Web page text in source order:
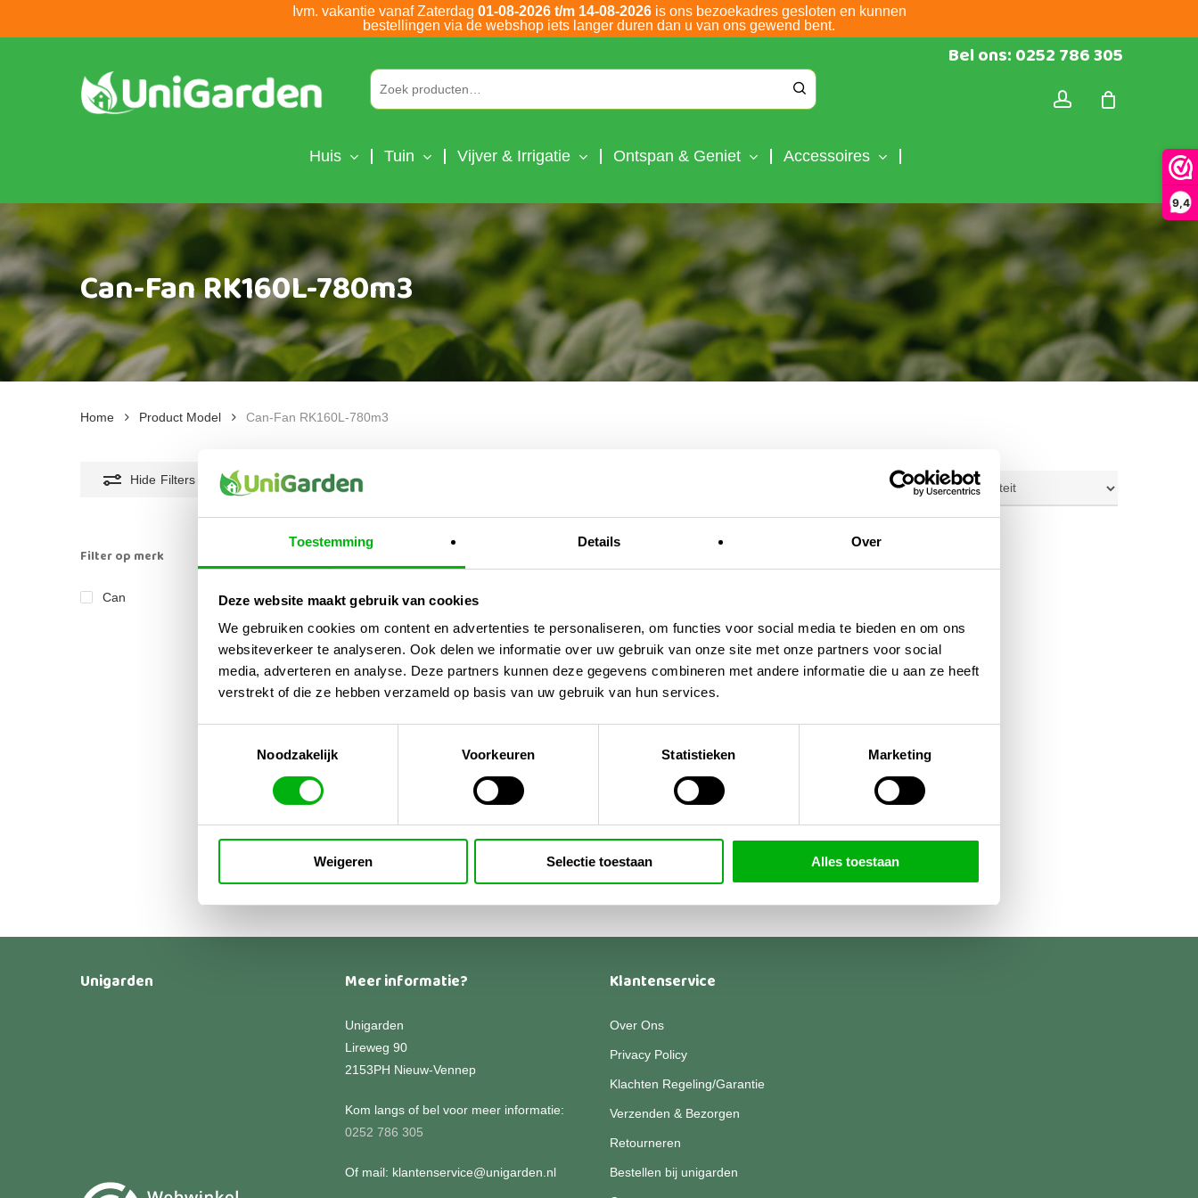
Toestemming Details Over
Deze website maakt gebruik van cookies
We gebruiken cookies om content en advertenties te personaliseren, om functies voor social media te bieden en om ons
websiteverkeer te analyseren. Ook delen we informatie over uw gebruik van onze site met onze partners voor social
media, adverteren en analyse. Deze partners kunnen deze gegevens combineren met andere informatie die u aan ze heeft
verstrekt of die ze hebben verzameld op basis van uw gebruik van hun services.
Noodzakelijk
Voorkeuren Statistieken Marketing
Weigeren Selectie toestaan Alles toestaan
9,4
Ivm. vakantie vanaf Zaterdag 01-08-2026 t/m 14-08-2026is ons bezoekadres gesloten en kunnen
bestellingen via de webshop iets langer duren dan u van ons gewend bent.
Bel ons: 0252 786 305
Huis Tuin Vijver & Irrigatie Ontspan & Geniet Accessoires
Can-Fan RK160L-780m3
Home Product Model Can-Fan RK160L-780m3
Hide Filters
Filter op merk
Can 1
€134,95Prijsklasse:
€78,00
€134,95
product
meerdere
variaties.
kan
Unigarden Meer informatie?
Unigarden
Lireweg 90
2153PH Nieuw-Vennep
Kom langs of bel voor meer informatie:
0252 786 305
Of mail: klantenservice@unigarden.nl
Klantenservice
Over Ons
Privacy Policy
Klachten Regeling/Garantie
Verzenden & Bezorgen
Retourneren
Bestellen bij unigarden